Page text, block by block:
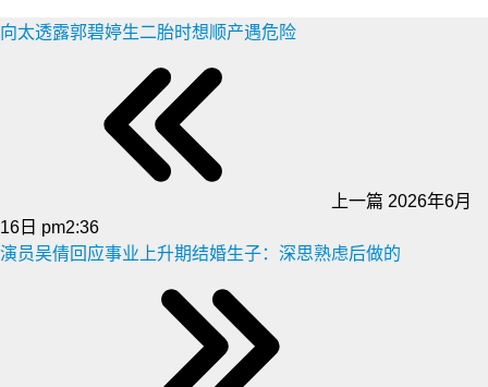
向太透露郭碧婷生二胎时想顺产遇危险
上一篇 2026年6月
16日 pm2:36
演员吴倩回应事业上升期结婚生子：深思熟虑后做的